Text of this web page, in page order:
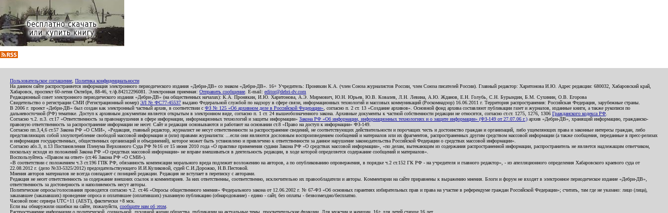
Пользовательское соглашение Политика конфиденциальности
На данном сайте распространяется информация электронного периодического издания «Дебри-ДВ» со знаком «Дебри-ДВ». 16+ Учредитель: Пронякин К.А. (член Союза журналистов России, член Союза писателей России). Главный редактор: Харитонова И.Ю. Адрес редакции: 680032, Хабаровский край,
Хабаровск, проспект 60-летия Октября, 88-46, т./ф.84212296081. Электронная приемная: Отправить сообщение . E-mail: editor@debri-dv.com
Редакционный совет электронного периодического издания «Дебри-ДВ» (на общественных началах): К.А. Пронякин, И.Ю. Харитонова, А.Э. Мирмович, Ю.Н. Юрьев, Ю.В. Ковалев, Л.Н. Левина, А.Ю. Жданов, Е.Н. Голубь, С.Н. Бурындин, Б.М. Сухинин, О.В. Егорова
Свидетельство о регистрации СМИ (Регистрационный номер) ЭЛ № ФС77-45537 выдано Федеральной службой по надзору в сфере связи, информационных технологий и массовых коммуникаций (Роскомнадзор) 16.06.2011 г. Территория распространения: Российская Федерация, зарубежные страны.
В 2006 г. проект «Дебри-ДВ» был создан как электронный частный архив, в соответствии с ФЗ № 125 «Об архивном деле в Российской Федерации» , согласно п. 2 ст. 13 «Создание архивов». Основной фонд архива составляют публикации газет и журналов, изданные книги, а также рукописи по
дальневосточной (РФ) тематике. Доступ к архивным документам является открытым в электронном виде, согласно п. 1 ст. 24 вышеобозначенного закона. Архивные документы к частной собственности редакции не относятся, согласно ст.ст. 1275, 1276, 1306 Гражданского кодекса РФ
Согласно ч.2. п.3. ст.17 «Ответственность за правонарушения в сфере информации, информационных технологий и защиты информации» Закона РФ «Об информации, информационных технологиях и о защите информации» (ФЗ-149 от 27.07.06 г.) архив «Дебри-ДВ», хранящий информацию, гражданско-
правовую ответственность за распространение информации не несет. Сайт и редакция основываются и работают на основании ст.8 «Право на доступ к информации» ФЗ-149.
Согласно пп.3,4,6 ст.57 Закона РФ «О СМИ», «Редакция, главный редактор, журналист не несут ответственности за распространение сведений, не соответствующих действительности и порочащих честь и достоинство граждан и организаций, либо ущемляющих права и законные интересы граждан, либо
представляющих собой злоупотребление свободой массовой информации и (или) правами журналиста: ...если они являются дословным воспроизведением сообщений и материалов или их фрагментов, распространенных другим средством массовой информации (а также сообщения, переданные в пресс-релизах
и информация государственных, общественных организаций и объединений), которое может быть установлено и привлечено к ответственности за данное нарушение законодательства Российской Федерации о средствах массовой информации».
Согласно абз.3, п.13 Постановления Пленума Верховного Суда РФ №16 от 15 июня 2010 года «О практике применения судами Закона РФ «О средствах массовой информации», «по делам, вытекающим из содержания распространенной информации, распространитель не является надлежащим ответчиком,
поскольку исходя из положений Закона РФ «О средствах массовой информации» не вправе вмешиваться в деятельность редакции, в ходе которой определяется содержание сообщений и материалов».
Воспользуйтесь «Правом на ответ» (ст.46 Закона РФ «О СМИ»).
«В соответствии с положением ч.3 ст.196 ГПК РФ, обязанность компенсации морального вреда подлежит возложению на авторов, а по опубликованию опровержения, в порядке ч.2 ст.152 ГК РФ - на учредителя и главного редактор», - из апелляционного определения Хабаровского краевого суда от
22.08.2012 г. (дело №33-5325/2012) председательствующего И.И.Куликовой, судей С.И.Дорожко, Н.В.Пестовой.
Мнения авторов материалов не всегда совпадают с позицией редакции. Редакция не вступает в переписку с авторами.
Редакция не несет ответственность за содержание внешних ссылок и комментариев. За них ответственны, соответственно, исключительно их правообладатели и авторы. Комментарии на сайте приравнены к выражению мнения. Блоги и форум не входят в электронное периодическое издание «Дебри-ДВ»,
ответственность за достоверность и наполняемость несут авторы.
Политические опросы/голосования проводятся согласно ч.2. ст.46 «Опросы общественного мнения» Федерального закона от 12.06.2002 г. № 67-ФЗ «Об основных гарантиях избирательных прав и права на участие в референдуме граждан Российской Федерации»; считать, там где не указано: лицо (лица),
заказавшее (заказавших) проведение опроса и оплатившее (оплативших) указанную публикацию (обнародование) - едино - сайт, без оплаты - безвозмездно/бесплатно.
Часовой пояс сервера UTC+11 (AEST), фактически +8 мск.
Если вы обнаружили ошибки на сайте, пожалуйста, сообщите нам об этом
Распространение информации о политической, социальной, духовной жизни общества, публикации на актуальные темы, просветительские функции. Для мужчин и женщин. 16+ для детей старше 16 лет.